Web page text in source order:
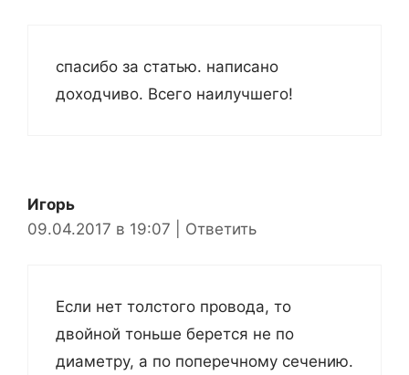
спасибо за статью. написано
доходчиво. Всего наилучшего!
Игорь
09.04.2017 в 19:07
Ответить
Если нет толстого провода, то
двойной тоньше берется не по
диаметру, а по поперечному сечению.